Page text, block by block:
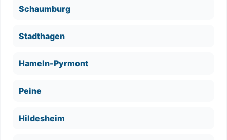
Schaumburg
Stadthagen
Hameln-Pyrmont
Peine
Hildesheim